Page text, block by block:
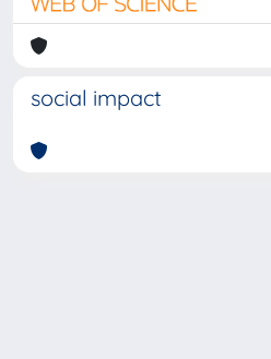
social impact